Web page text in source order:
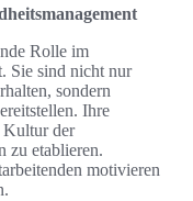
Rolle im
Sie sind nicht nur
sondern
Ihre
Kultur der
zu etablieren.
motivieren